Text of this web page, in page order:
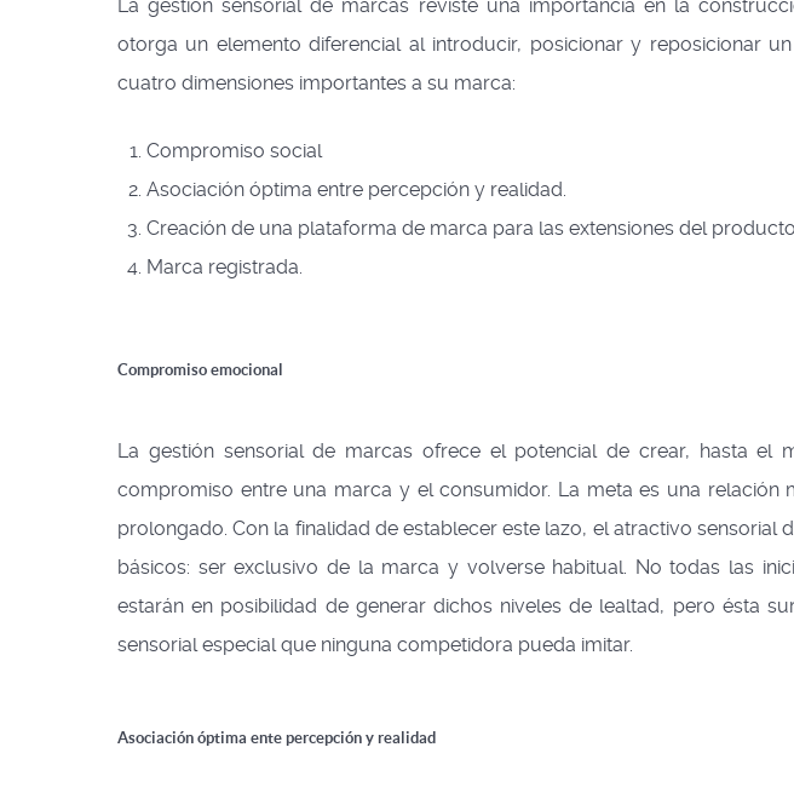
La gestión sensorial de marcas reviste una importancia en la
otorga un elemento diferencial al introducir, posicionar y reposicionar
cuatro dimensiones importantes a su marca:
Compromiso social
Asociación óptima entre percepción y realidad.
Creación de una plataforma de marca para las extensiones del producto.
Marca registrada.
Compromiso emocional
La gestión sensorial de marcas ofrece el potencial de crear, hasta el
compromiso entre una marca y el consumidor. La meta es una relación
prolongado. Con la finalidad de establecer este lazo, el atractivo sensorial
básicos: ser exclusivo de la marca y volverse habitual. No todas las
estarán en posibilidad de generar dichos niveles de lealtad, pero ésta
sensorial especial que ninguna competidora pueda imitar.
Asociación óptima ente percepción y realidad